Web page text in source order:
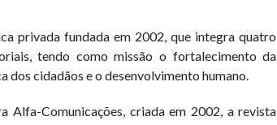
privada fundada em 2002, que integra quatro
tendo como missão o fortalecimento da
dos cidadãos e o desenvolvimento humano.
Alfa-Comunicações, criada em 2002, a revista